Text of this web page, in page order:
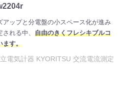
アップと分電盤の小スペース化が進み
れる中、 自由のきくフレシキブルコ
ます。
電気計器 KYORITSU 交流電流測定